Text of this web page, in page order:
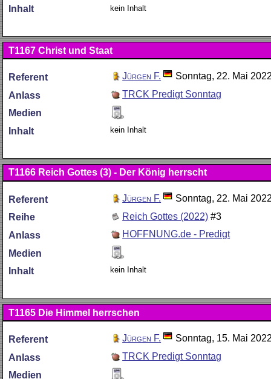
Inhalt
kein Inhalt
T1167 Christ und Staat
Referent Jürgen F.
Sonntag, 22. Mai
Anlass
TRCK Predigt Sonntag
Medien
Inhalt
kein Inhalt
T1166 Reich Gottes (3) - Der König herrscht
Referent Jürgen F.
Sonntag, 22. Mai
Reihe
Reich Gottes (2022) #3
Anlass
HOFFNUNG.de - Predigt
Medien
Inhalt
kein Inhalt
T1165 Die Himmel herrschen
Referent Jürgen F.
Sonntag, 15. Mai
Anlass
TRCK Predigt Sonntag
Medien